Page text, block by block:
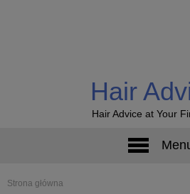
Hair
Hair Advice at Your
Strona główna